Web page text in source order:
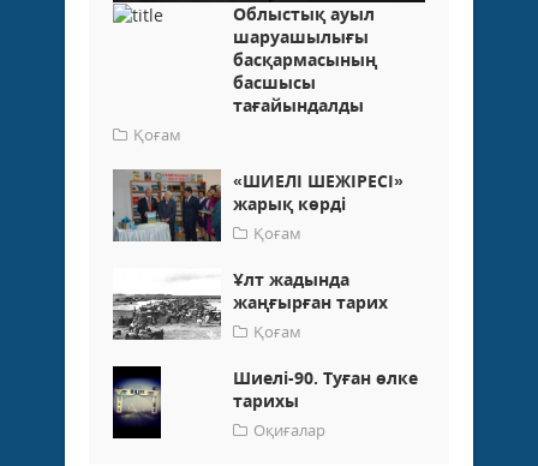
Облыстық ауыл
шаруашылығы
басқармасының
басшысы
тағайындалды
Қоғам
«ШИЕЛІ ШЕЖІРЕСІ»
жарық көрді
Қоғам
Ұлт жадында
жаңғырған тарих
Қоғам
Шиелі-90. Туған өлке
тарихы
Оқиғалар